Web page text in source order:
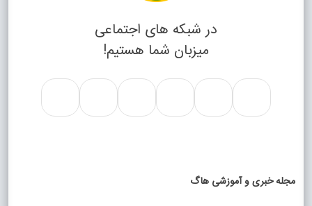
در شبکه های اجتماعی
میزبان شما هستیم!
مجله خبری و آموزشی هاگ